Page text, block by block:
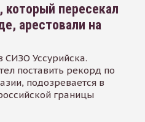
пересекал
арестовали на
СИЗО Уссурийска.
поставить рекорд по
подозревается в
границы